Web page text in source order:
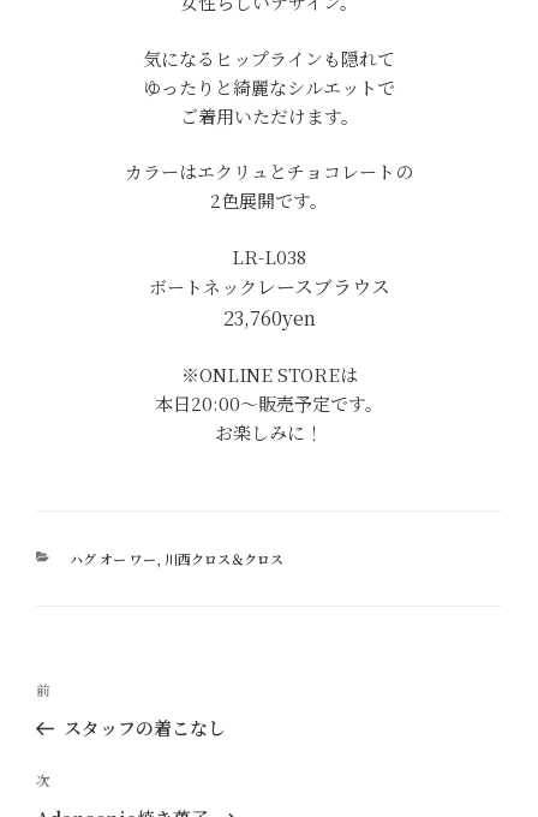
気になるヒップラインも隠れて
ゆったりと綺麗なシルエットで
ご着用いただけます。
カラーはエクリュとチョコレートの
2色展開です。
LR-L038
ボートネックレースブラウス
23,760yen
※ONLINE STOREは
本日20:00～販売予定です。
お楽しみに！
カ
ハグ オー ワー 川西クロス＆クロス
投
ナ
ビ
過
去
投
稿
前
スタッフの着こなし
次
の
次